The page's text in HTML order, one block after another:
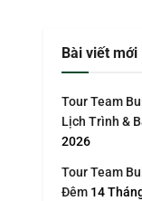
Bài viết mới
Tour Team
Lịch Trình &
2026
Tour Team
Đêm 14